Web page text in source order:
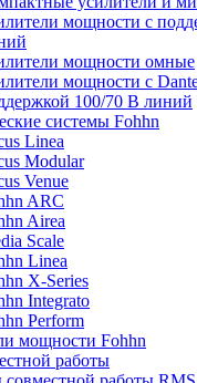
мощности с
мощности омные
мощности с
100/70 В линий
системы Fohhn
Linea
Modular
Venue
ARC
Airea
Scale
Linea
X-Series
Integrato
Perform
мощности Fohhn
работы